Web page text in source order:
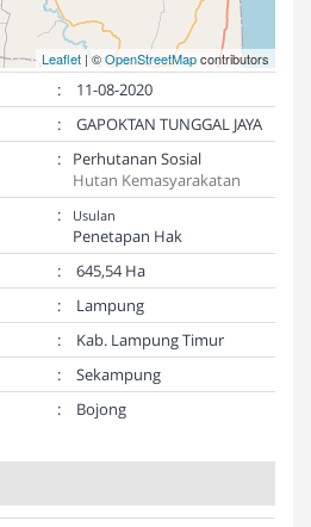
Leaflet | ©OpenStreetMapcontributors
:
11-08-2020
:
GAPOKTAN TUNGGAL JAYA
:
Perhutanan Sosial
Hutan Kemasyarakatan
: Usulan
Penetapan Hak
:
645,54 Ha
:
Lampung
:
Kab. Lampung Timur
:
Sekampung
: Bojong